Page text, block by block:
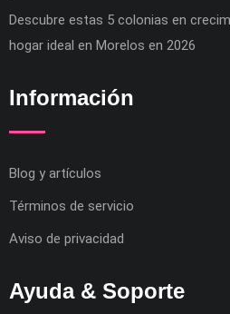
Descubre estas 5 colonias en
hogar ideal en Morelos en 2026
Información
Blog y artículos
Términos de servicio
Aviso de privacidad
Ayuda & Soporte